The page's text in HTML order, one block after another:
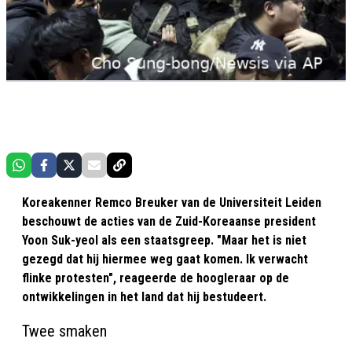
Koreakenner Remco Breuker van de Universiteit Leiden
beschouwt de acties van de Zuid-Koreaanse president
Yoon Suk-yeol als een staatsgreep. "Maar het is niet
gezegd dat hij hiermee weg gaat komen. Ik verwacht
flinke protesten", reageerde de hoogleraar op de
ontwikkelingen in het land dat hij bestudeert.
Twee smaken